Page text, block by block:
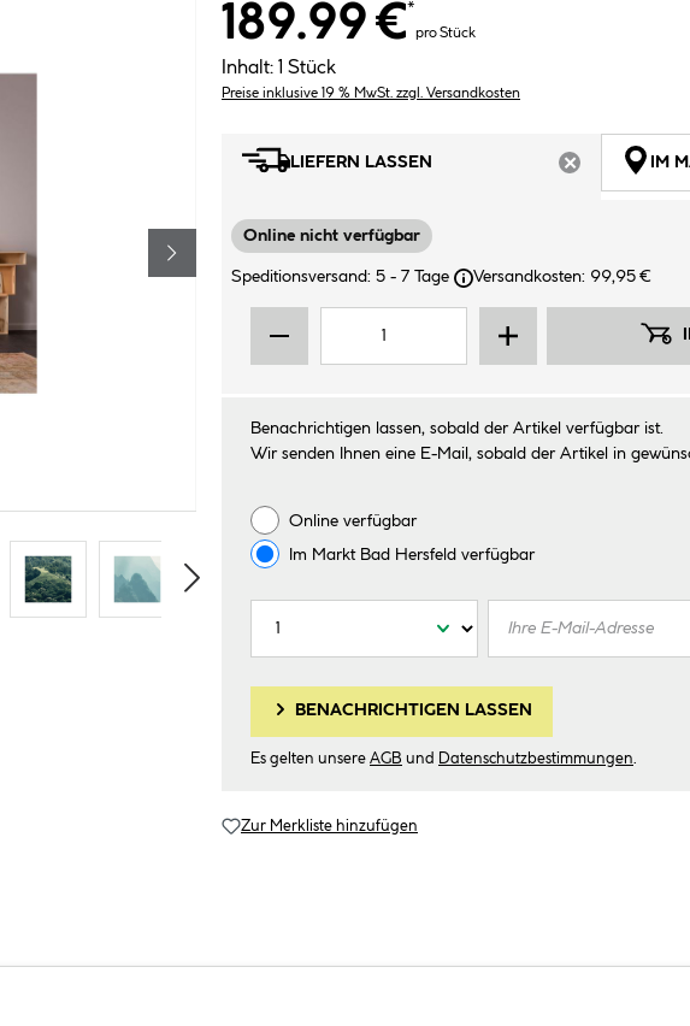
189.99 €*
pro Stück
Inhalt: 1 Stück
Preise inklusive 19 % MwSt. zzgl. Versandkosten
LIEFERN LASSEN
ARTIKEL
IM
Online nicht verfügbar
Speditionsversand: 5 - 7 Tage Versandkosten: 99,95 €
Benachrichtigen lassen, sobald der Artikel verfügbar ist.
Wir senden Ihnen eine E-Mail, sobald der Artikel in
Online verfügbar
Im Markt Bad Hersfeld verfügbar
BENACHRICHTIGEN LASSEN
Es gelten unsere AGB und Datenschutzbestimmungen
Zur Merkliste hinzufügen